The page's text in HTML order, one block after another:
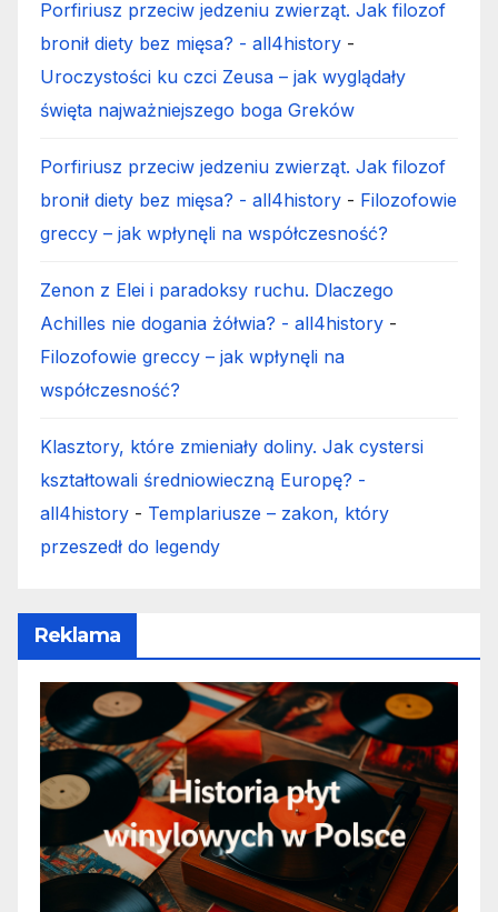
Porfiriusz przeciw jedzeniu zwierząt. Jak filozof
bronił diety bez mięsa? - all4history -
Uroczystości ku czci Zeusa – jak wyglądały
święta najważniejszego boga Greków
Porfiriusz przeciw jedzeniu zwierząt. Jak filozof
bronił diety bez mięsa? - all4history - Filozofowie
greccy – jak wpłynęli na współczesność?
Zenon z Elei i paradoksy ruchu. Dlaczego
Achilles nie dogania żółwia? - all4history -
Filozofowie greccy – jak wpłynęli na
współczesność?
Klasztory, które zmieniały doliny. Jak cystersi
kształtowali średniowieczną Europę? -
all4history - Templariusze – zakon, który
przeszedł do legendy
Reklama